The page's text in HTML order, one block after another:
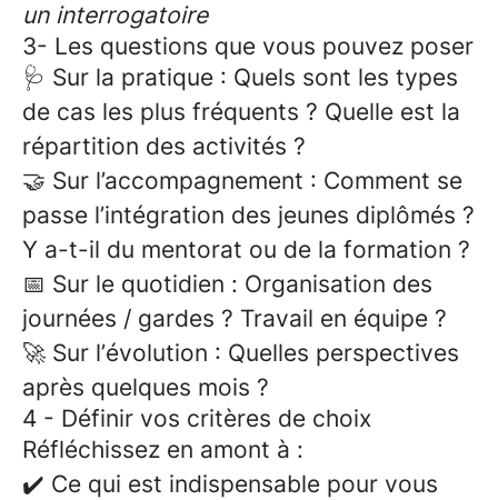
un interrogatoire
3- Les questions que vous pouvez poser
🩺 Sur la pratique : Quels sont les types
de cas les plus fréquents ? Quelle est la
répartition des activités ?
🤝 Sur l’accompagnement : Comment se
passe l’intégration des jeunes diplômés ?
Y a-t-il du mentorat ou de la formation ?
📅 Sur le quotidien : Organisation des
journées / gardes ? Travail en équipe ?
🚀 Sur l’évolution : Quelles perspectives
après quelques mois ?
4 - Définir vos critères de choix
Réfléchissez en amont à :
✔️ Ce qui est indispensable pour vous